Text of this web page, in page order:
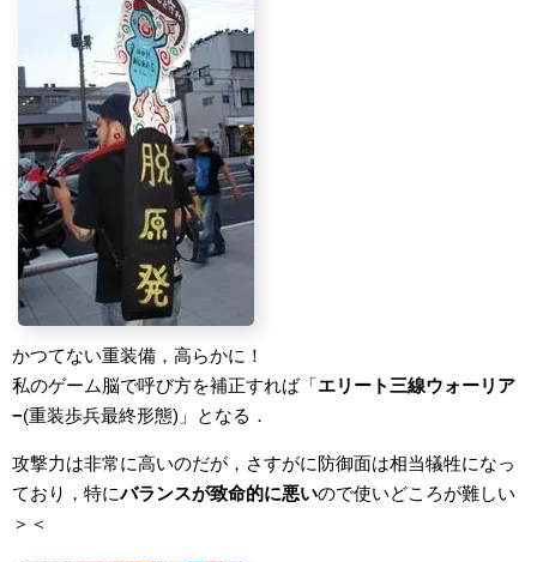
かつてない重装備，高らかに！
私のゲーム脳で呼び方を補正すれば「エリート三線ウォーリア
−(重装歩兵最終形態)」となる．
攻撃力は非常に高いのだが，さすがに防御面は相当犠牲になっ
ており，特にバランスが致命的に悪いので使いどころが難しい
＞＜